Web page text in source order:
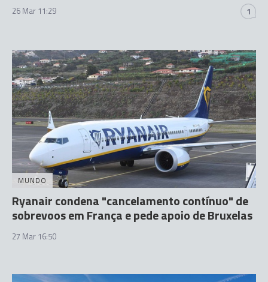
26 Mar 11:29 1
MUNDO
Ryanair condena "cancelamento contínuo" de
sobrevoos em França e pede apoio de Bruxelas
27 Mar 16:50